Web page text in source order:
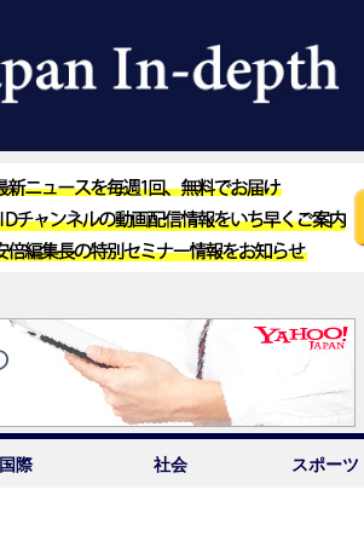
国際 社会 スポーツ